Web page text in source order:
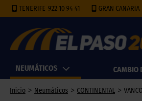
TENERIFE 922 10 94 41 GRAN CANARIA
NEUMÁTICOS CAMBIO
Inicio > Neumáticos > CONTINENTAL >